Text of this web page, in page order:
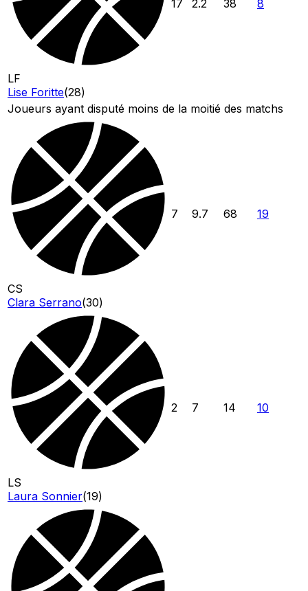
LF
Lise Foritte(28)
17 2.2 38 8
Joueurs ayant disputé moins de la moitié des matchs
CS
Clara Serrano(30)
7 9.7 68 19
LS
Laura Sonnier(19)
2 7 14 10